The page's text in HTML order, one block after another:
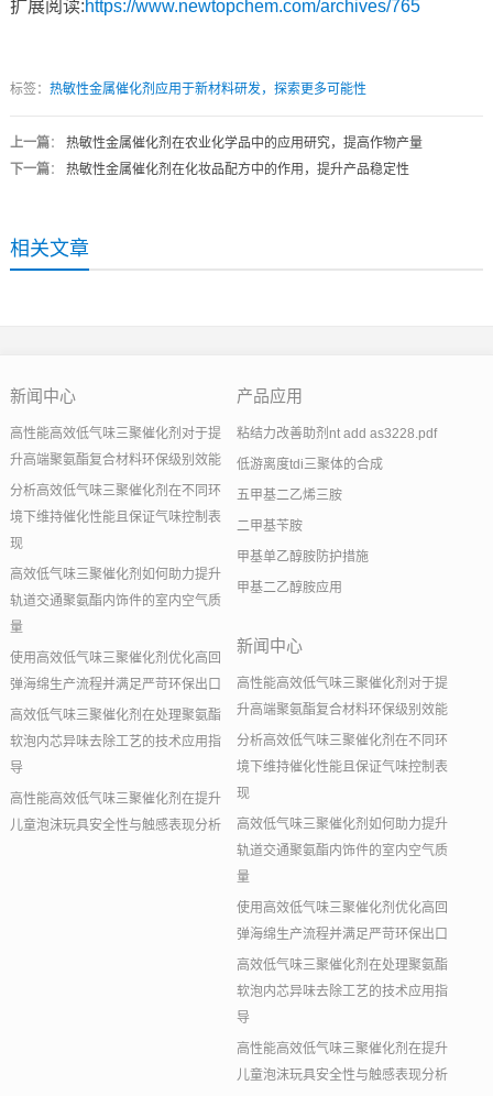
扩展阅读:https://www.newtopchem.com/archives/765
标签： 热敏性金属催化剂应用于新材料研发，探索更多可能性
上一篇： 热敏性金属催化剂在农业化学品中的应用研究，提高作物产量
下一篇： 热敏性金属催化剂在化妆品配方中的作用，提升产品稳定性
相关文章
新闻中心
高性能高效低气味三聚催化剂对于提
升高端聚氨酯复合材料环保级别效能
分析高效低气味三聚催化剂在不同环
境下维持催化性能且保证气味控制表
现
高效低气味三聚催化剂如何助力提升
轨道交通聚氨酯内饰件的室内空气质
量
使用高效低气味三聚催化剂优化高回
弹海绵生产流程并满足严苛环保出口
高效低气味三聚催化剂在处理聚氨酯
软泡内芯异味去除工艺的技术应用指
导
高性能高效低气味三聚催化剂在提升
儿童泡沫玩具安全性与触感表现分析
产品应用
粘结力改善助剂nt add as3228.pdf
低游离度tdi三聚体的合成
五甲基二乙烯三胺
二甲基苄胺
甲基单乙醇胺防护措施
甲基二乙醇胺应用
新闻中心
高性能高效低气味三聚催化剂对于提
升高端聚氨酯复合材料环保级别效能
分析高效低气味三聚催化剂在不同环
境下维持催化性能且保证气味控制表
现
高效低气味三聚催化剂如何助力提升
轨道交通聚氨酯内饰件的室内空气质
量
使用高效低气味三聚催化剂优化高回
弹海绵生产流程并满足严苛环保出口
高效低气味三聚催化剂在处理聚氨酯
软泡内芯异味去除工艺的技术应用指
导
高性能高效低气味三聚催化剂在提升
儿童泡沫玩具安全性与触感表现分析